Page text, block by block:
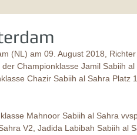
(NL) am 09. August 2018,
Championklasse Jamil Sabiih
Chazir Sabiih al Sahra Platz
Mahnoor Sabiih al Sahra
V2, Jadida Labibah Sabiih al